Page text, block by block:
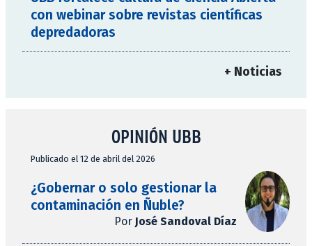
con webinar sobre revistas científicas
depredadoras
+ Noticias
OPINIÓN UBB
Publicado el 12 de abril del 2026
¿Gobernar o solo gestionar la
contaminación en Ñuble?
Por José Sandoval Díaz